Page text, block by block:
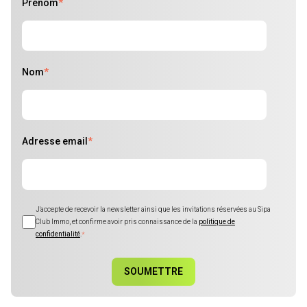
Prénom*
Nom*
Adresse email *
J'accepte de recevoir la newsletter ainsi que les invitations réservées au Sipa
Club Immo, et confirme avoir pris connaissance de la politique de
confidentialité*